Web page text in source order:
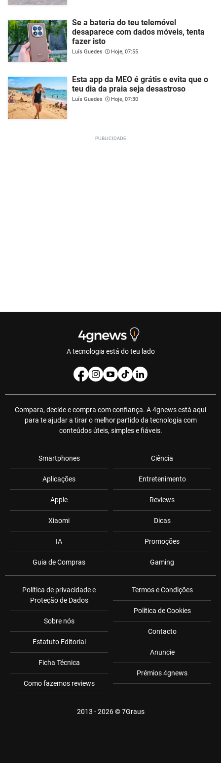
Se a bateria do teu telemóvel
desaparece com dados móveis, tenta
fazer isto
Luís Guedes Hoje, 07:55
Esta app da MEO é grátis e evita que o
teu dia da praia seja desastroso
Luís Guedes Hoje, 07:30
A tecnologia está do teu lado
Compara, decide e compra com confiança. A 4gnews está aqui
para te ajudar a tirar o melhor partido da tecnologia com
conteúdos úteis, simples e fiáveis.
Smartphones
Aplicações
Apple
Xiaomi
IA
Guia de Compras
Ciência
Entretenimento
Reviews
Dicas
Promoções
Gaming
Política de privacidade e
Proteção de Dados
Sobre nós
Estatuto Editorial
Ficha Técnica
Como fazemos reviews
Termos e Condições
Política de Cookies
Contacto
Anuncie
Prémios 4gnews
2013 - 2026 ©7Graus